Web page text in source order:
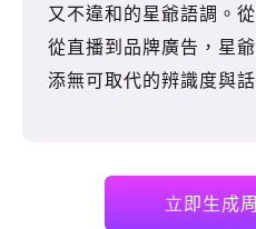
又不違和的星爺語調。
從直播到品牌廣告，星
添無可取代的辨識度與
立即生成